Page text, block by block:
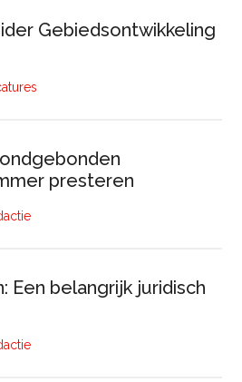
Gebiedsontwikkeling
presteren
Een belangrijk juridisch